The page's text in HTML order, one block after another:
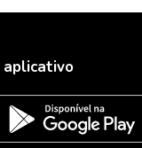
aplicativo